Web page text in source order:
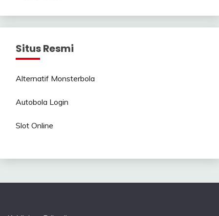
Situs Resmi
Alternatif Monsterbola
Autobola Login
Slot Online